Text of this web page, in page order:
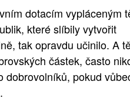
dotacím vypláceným
které slíbily vytvořit
tak opravdu učinilo. A
částek, často
dobrovolníků, pokud
.